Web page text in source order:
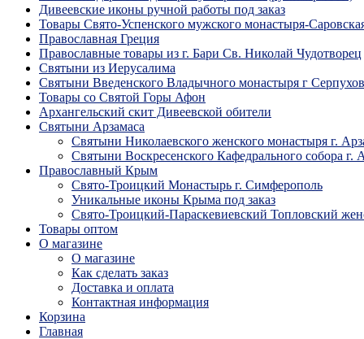
Дивеевские иконы ручной работы под заказ
Товары Свято-Успенского мужского монастыря-
Православная Греция
Православные товары из г. Бари Св. Николай Чудотворец
Святыни из Иерусалима
Святыни Введенского Владычного монастыря г Серпухов
Товары со Святой Горы Афон
Архангельский скит Дивеевской обители
Святыни Арзамаса
Святыни Николаевского женского монастыря г.
Святыни Воскресенского Кафедрального собора г.
Православный Крым
Свято-Троицкий Монастырь г. Симферополь
Уникальные иконы Крыма под заказ
Свято-Троицкий-Параскевиевский Топловский
Товары оптом
О магазине
О магазине
Как сделать заказ
Доставка и оплата
Контактная информация
Корзина
Главная